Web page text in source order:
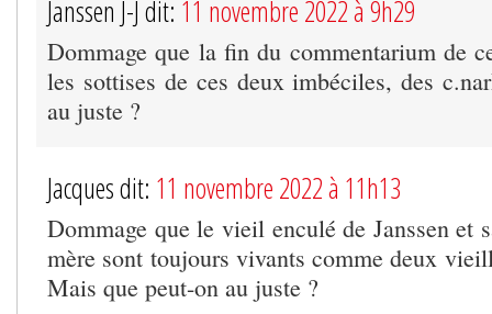
Janssen J-J dit: 11 novembre 2022 à 9h29
Dommage que la fin du commentarium de
les sottises de ces deux imbéciles, des
au juste ?
Jacques dit: 11 novembre 2022 à 11h13
Dommage que le vieil enculé de Janssen et
mère sont toujours vivants comme deux
Mais que peut-on au juste ?